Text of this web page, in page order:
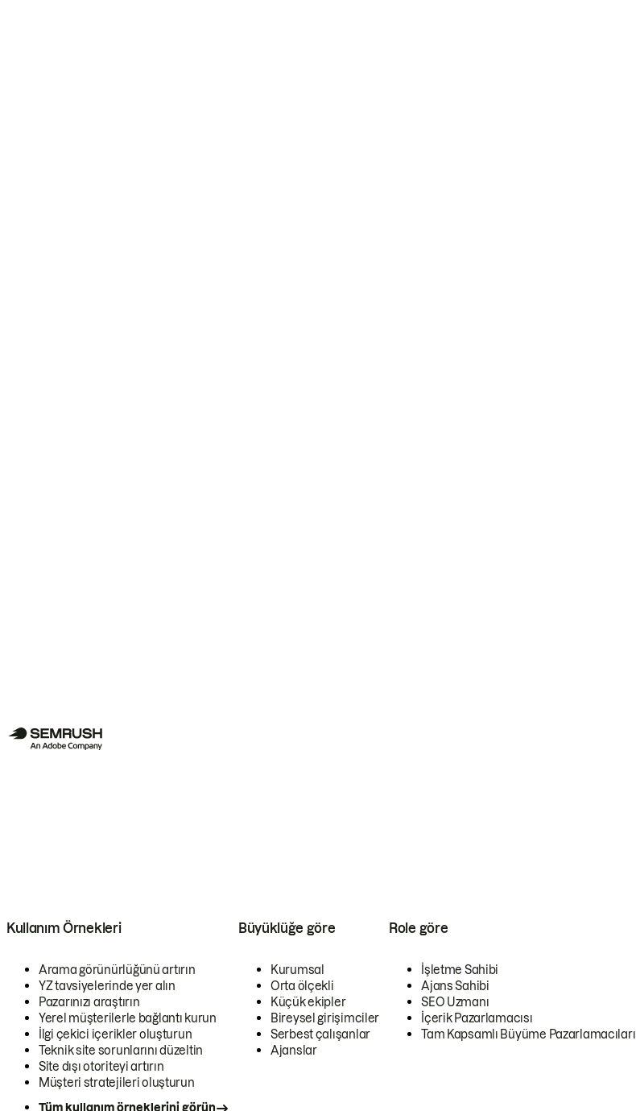
Kullanım Örnekleri
Arama görünürlüğünü artırın
YZ tavsiyelerinde yer alın
Pazarınızı araştırın
Yerel müşterilerle bağlantı kurun
İlgi çekici içerikler oluşturun
Teknik site sorunlarını düzeltin
Site dışı otoriteyi artırın
Müşteri stratejileri oluşturun
Tüm kullanım örneklerini görün
Büyüklüğe göre
Kurumsal
Orta ölçekli
Küçük ekipler
Bireysel girişimciler
Serbest çalışanlar
Ajanslar
Role göre
İşletme Sahibi
Ajans Sahibi
SEO Uzmanı
İçerik Pazarlamacısı
Tam Kapsamlı Büyüme Pazarlamacıları